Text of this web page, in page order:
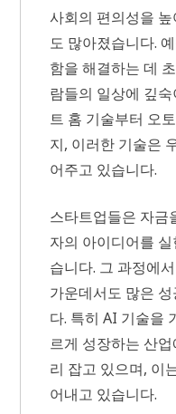
사회의 편의성을
도 많아졌습니다.
함을 해결하는 데
람들의 일상에 깊
트 홈 기술부터 오
지, 이러한 기술은
어주고 있습니다.
스타트업들은 자금
자의 아이디어를
습니다. 그 과정에
가운데서도 많은
다. 특히 AI 기술을
르게 성장하는 산
리 잡고 있으며, 이
어내고 있습니다.